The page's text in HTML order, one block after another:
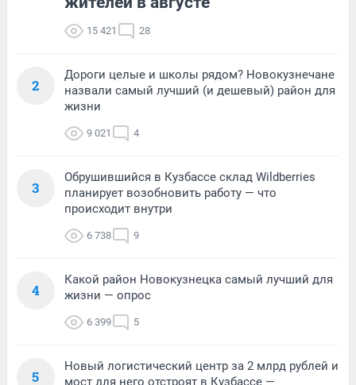
15 421 28
2
Дороги целые и школы рядом? Новокузнечане
назвали самый лучший (и дешевый) район для
жизни
9 021 4
3
Обрушившийся в Кузбассе склад Wildberries
планирует возобновить работу — что
происходит внутри
6 738 9
4
Какой район Новокузнецка самый лучший для
жизни — опрос
6 399 5
5
Новый логистический центр за 2 млрд рублей и
мост для него отстроят в Кузбассе —